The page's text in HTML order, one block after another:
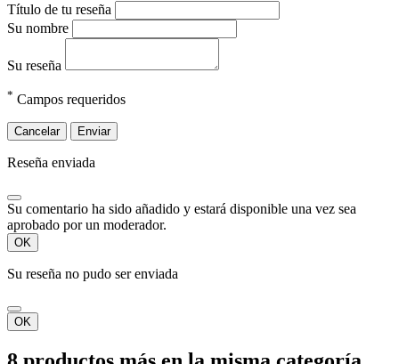
Título de tu reseña
Su nombre
Su reseña
* Campos requeridos
Cancelar Enviar
Reseña enviada
Su comentario ha sido añadido y estará disponible una vez sea
aprobado por un moderador.
OK
Su reseña no pudo ser enviada
OK